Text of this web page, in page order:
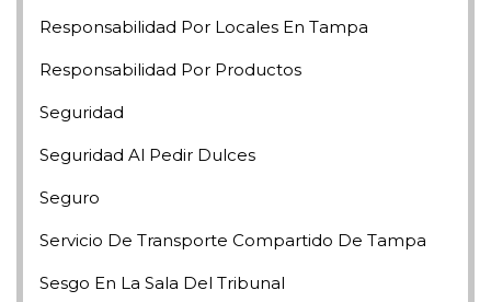
Responsabilidad Por Locales En Tampa
Responsabilidad Por Productos
Seguridad
Seguridad Al Pedir Dulces
Seguro
Servicio De Transporte Compartido De Tampa
Sesgo En La Sala Del Tribunal